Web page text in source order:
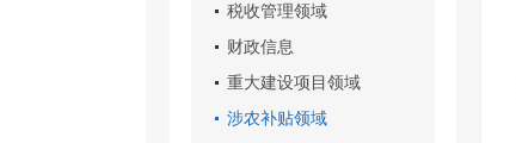
税收管理领域
财政信息
重大建设项目领域
涉农补贴领域